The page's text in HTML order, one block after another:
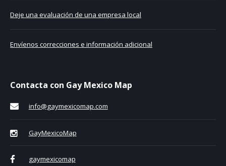
Deje una evaluación de una empresa local
Envíenos correcciones e información adicional
Contacta con Gay Mexico Map
info@gaymexicomap.com
GayMexicoMap
gaymexicomap